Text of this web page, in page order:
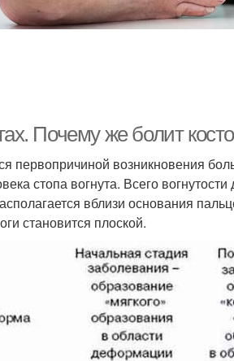
Почему же болит
первопричиной возникновения
стопа вогнута. Всего
вблизи основания
становится плоской.